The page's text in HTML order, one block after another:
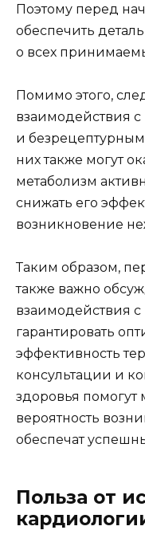
Поэтому перед
обеспечить
о всех
Помимо этого,
взаимодействия
и
них также могут
метаболизм
снижать его
возникновение
Таким образом,
также важно
взаимодействия с
гарантировать
эффективность
консультации и
здоровья
вероятность
обеспечат
Польза от